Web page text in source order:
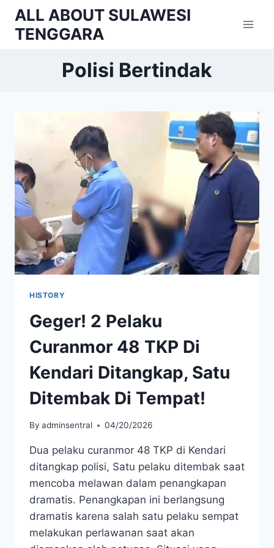
Skip
content
ALL ABOUT SULAWESI
TENGGARA
Polisi Bertindak
HISTORY
Geger! 2 Pelaku
Curanmor 48 TKP Di
Kendari Ditangkap, Satu
Ditembak Di Tempat!
By adminsentral 04/20/2026
Dua pelaku curanmor 48 TKP di Kendari
ditangkap polisi, Satu pelaku ditembak saat
mencoba melawan dalam penangkapan
dramatis. Penangkapan ini berlangsung
dramatis karena salah satu pelaku sempat
melakukan perlawanan saat akan